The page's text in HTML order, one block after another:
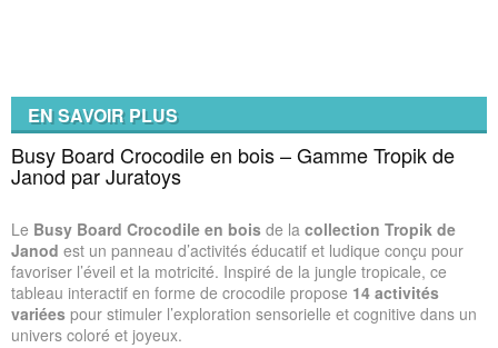
EN SAVOIR PLUS
Busy Board Crocodile en bois – Gamme Tropik de
Janod par Juratoys
Le Busy Board Crocodile en bois de la collection Tropik de
Janod est un panneau d’activités éducatif et ludique conçu pour
favoriser l’éveil et la motricité. Inspiré de la jungle tropicale, ce
tableau interactif en forme de crocodile propose 14 activités
variées pour stimuler l’exploration sensorielle et cognitive dans un
univers coloré et joyeux.